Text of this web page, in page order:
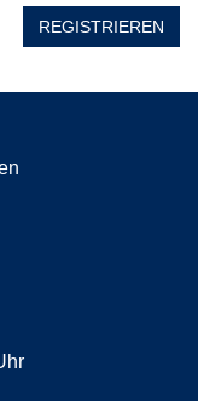
REGISTRIEREN
17:00 Uhr